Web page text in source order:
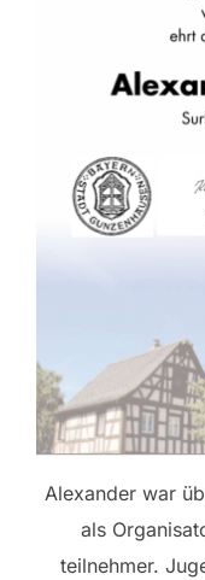
Alexander war
als
teilnehmer.